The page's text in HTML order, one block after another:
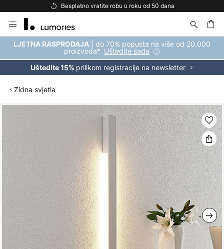
Besplatno vratite robu u roku od 50 dana
to
Content
LJETNA RASPRODAJA | do 70% popusta na više od 20.000
proizvoda* Uštedite sada
Uštedite 15% prilikom registracije na newsletter
Zidna svjetla
of
the
images
gallery